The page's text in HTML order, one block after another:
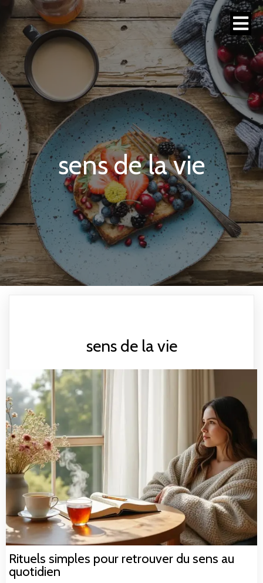
sens de la vie
sens de la vie
Rituels simples pour retrouver du sens au
quotidien